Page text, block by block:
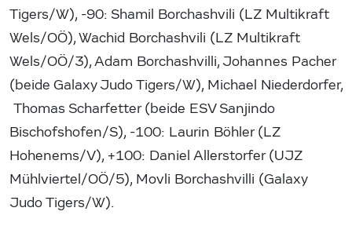
Tigers/W), -90: Shamil Borchashvili (LZ Multikraft
Wels/OÖ), Wachid Borchashvili (LZ Multikraft
Wels/OÖ/3), Adam Borchashvilli, Johannes Pacher
(beide Galaxy Judo Tigers/W), Michael Niederdorfer,
Thomas Scharfetter (beide ESV Sanjindo
Bischofshofen/S), -100: Laurin Böhler (LZ
Hohenems/V), +100: Daniel Allerstorfer (UJZ
Mühlviertel/OÖ/5), Movli Borchashvilli (Galaxy
Judo Tigers/W).